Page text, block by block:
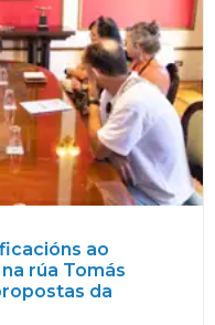
ao
rúa Tomás
da